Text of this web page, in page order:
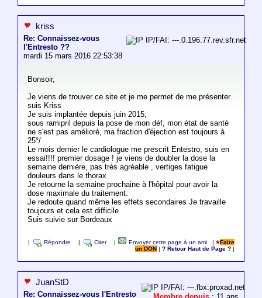
kriss
Re: Connaissez-vous
l'Entresto ??
mardi 15 mars 2016 22:53:38
IP/FAI: ---.0.196.77.rev.sfr.net
Bonsoir,
Je viens de trouver ce site et je me permet de me présenter
suis Kriss
Je suis implantée depuis juin 2015,
sous ramipril depuis la pose de mon déf, mon état de santé
ne s'est pas amélioré, ma fraction d'éjection est toujours à
25°/
Le mois dernier le cardiologue me prescrit Entestro, suis en
essai!!!! premier dosage ! je viens de doubler la dose la
semaine dernière, pas très agréable , vertiges fatigue
douleurs dans le thorax
Je retourne la semaine prochaine à l'hôpital pour avoir la
dose maximale du traitement.
Je redoute quand même les effets secondaires Je travaille
toujours et cela est difficile
Suis suivie sur Bordeaux
Répondre Citer Envoyer cette page à un ami |
Faire
un DON
|? Retour Haut de Page ?
JuanStD
Re: Connaissez-vous l'Entresto
IP/FAI: ---.fbx.proxad.net